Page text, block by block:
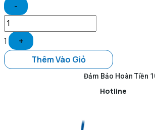
-
1
+
Thêm Vào Giỏ
Đảm Bảo Hoàn Tiền
Hotline